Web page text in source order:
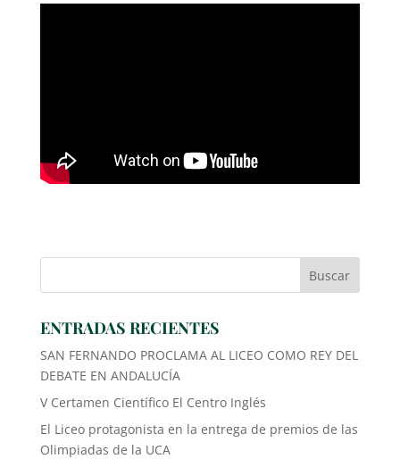
ENTRADAS RECIENTES
SAN FERNANDO PROCLAMA AL LICEO COMO REY DEL
DEBATE EN ANDALUCÍA
V Certamen Científico El Centro Inglés
El Liceo protagonista en la entrega de premios de las
Olimpiadas de la UCA